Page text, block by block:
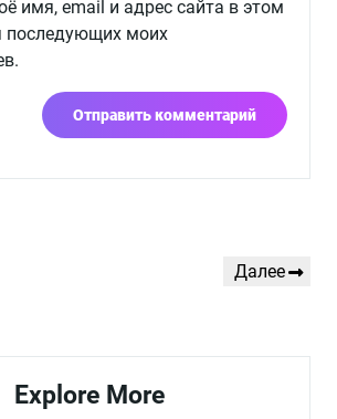
имя, email и адрес сайта в этом
последующих моих
Следующая
Далее
Explore More